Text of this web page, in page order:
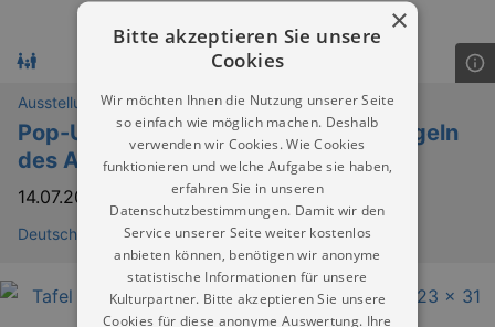
Ausstellungen
Pop-Up-Ausstellung „RECHT. Spielregeln
des Alltags“
14.07.2026 16.08.2026
Deutsches SPIELEmuseum Chemnitz
×
Bitte akzeptieren Sie unsere
Cookies
Wir möchten Ihnen die Nutzung unserer Seite
so einfach wie möglich machen. Deshalb
verwenden wir Cookies. Wie Cookies
funktionieren und welche Aufgabe sie haben,
erfahren Sie in unseren
Datenschutzbestimmungen. Damit wir den
Service unserer Seite weiter kostenlos
anbieten können, benötigen wir anonyme
statistische Informationen für unsere
Kulturpartner. Bitte akzeptieren Sie unsere
Cookies für diese anonyme Auswertung. Ihre